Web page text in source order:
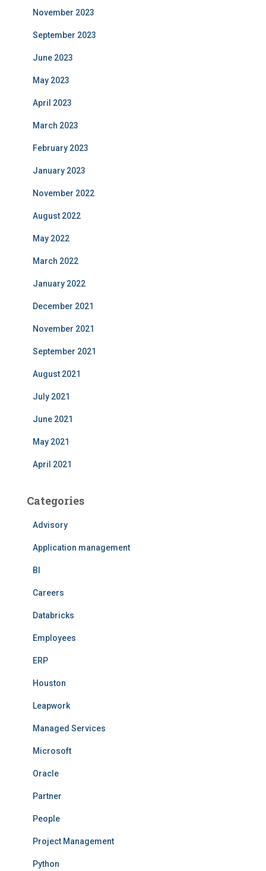
November 2023
September 2023
June 2023
May 2023
April 2023
March 2023
February 2023
January 2023
November 2022
August 2022
May 2022
March 2022
January 2022
December 2021
November 2021
September 2021
August 2021
July 2021
June 2021
May 2021
April 2021
Categories
Advisory
Application management
BI
Careers
Databricks
Employees
ERP
Houston
Leapwork
Managed Services
Microsoft
Oracle
Partner
People
Project Management
Python